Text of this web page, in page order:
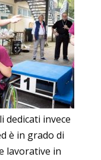
dedicati invece
è in grado di
lavorative in